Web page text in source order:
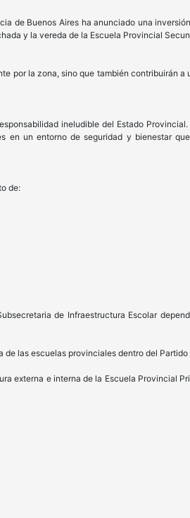
Buenos Aires ha anunciado una
y la vereda de la Escuela Provincial
por la zona, sino que también contribuirán a
ineludible del Estado Provincial.
un entorno de seguridad y bienestar
de:
de Infraestructura Escolar
las escuelas provinciales dentro del Partido
externa e interna de la Escuela Provincial